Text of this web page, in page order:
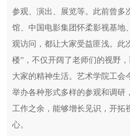
参观、演出、展览等。此前曾多
馆、中国电影集团怀柔影视基地
观访问，都让大家受益匪浅。此
楼”，不仅开阔了老师们的视野
大家的精神生活。艺术学院工会
举办各种形式多样的参观和调研
工作之余，能够增长见识，开拓
心。